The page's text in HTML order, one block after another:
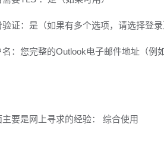
验证：是（如果有多个选项，请选择登录
名：您完整的Outlook电子邮件地址（例
主要是网上寻求的经验： 综合使用